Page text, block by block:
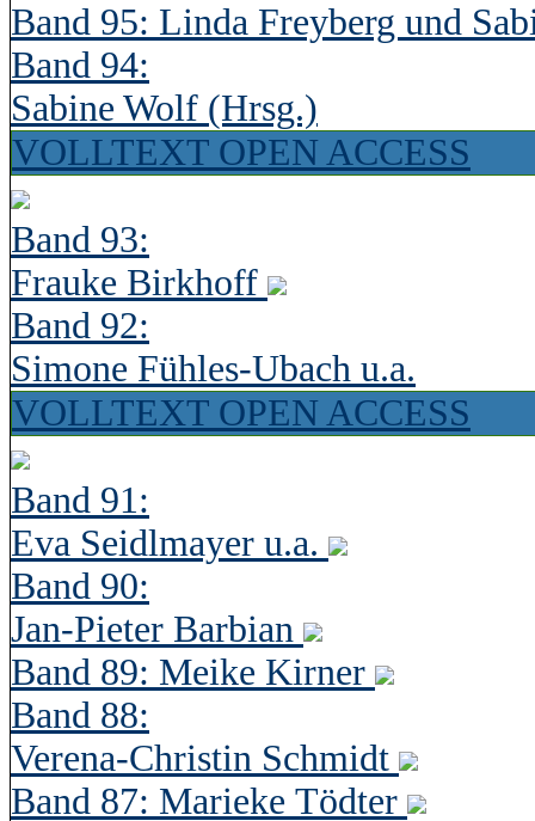
Band 95: Linda Freyberg und
Band 94:
Sabine Wolf (Hrsg.)
VOLLTEXT OPEN ACCESS
Band 93:
Frauke Birkhoff
Band 92:
Simone Fühles-Ubach u.a.
VOLLTEXT OPEN ACCESS
Band 91:
Eva Seidlmayer u.a.
Band 90:
Jan-Pieter Barbian
Band 89: Meike Kirner
Band 88:
Verena-Christin Schmidt
Band 87: Marieke Tödter